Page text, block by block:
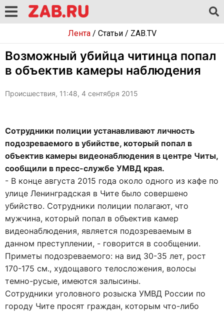
Лента/ Статьи/ ZAB.TV
Возможный убийца читинца попал
в объектив камеры наблюдения
Происшествия, 11:48, 4 сентября 2015
Сотрудники полиции устанавливают личность
подозреваемого в убийстве, который попал в
объектив камеры видеонаблюдения в центре Читы,
сообщили в пресс-службе УМВД края.
- В конце августа 2015 года около одного из кафе по
улице Ленинградская в Чите было совершено
убийство. Сотрудники полиции полагают, что
мужчина, который попал в объектив камер
видеонаблюдения, является подозреваемым в
данном преступлении, - говорится в сообщении.
Приметы подозреваемого: на вид 30-35 лет, рост
170-175 см., худощавого телосложения, волосы
темно-русые, имеются залысины.
Сотрудники уголовного розыска УМВД России по
городу Чите просят граждан, которым что-либо